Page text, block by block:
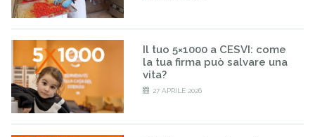
Il tuo 5×1000 a CESVI: come
la tua firma può salvare una
vita?
27 APRILE 2026